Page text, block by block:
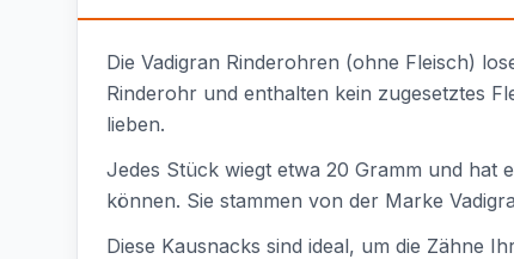
Die Vadigran Rinderohren (ohne Fleisch)
Rinderohr und enthalten kein zugesetztes
lieben.
Jedes Stück wiegt etwa 20 Gramm und hat
können. Sie stammen von der Marke
Diese Kausnacks sind ideal, um die Zähne